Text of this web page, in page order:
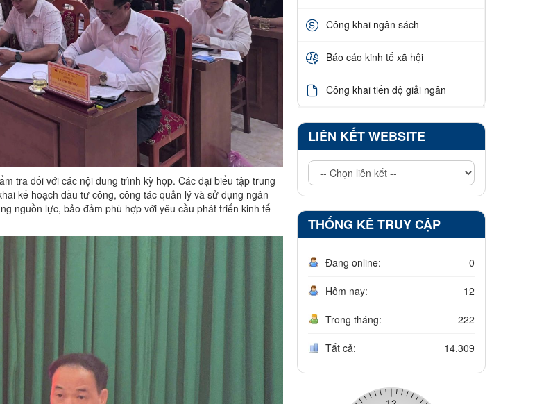
tra đối với các nội dung trình kỳ họp. Các đại biểu tập trung
kế hoạch đầu tư công, công tác quản lý và sử dụng ngân
nguồn lực, bảo đảm phù hợp với yêu cầu phát triển kinh tế -
Công khai ngân sách
Báo cáo kinh tế xã hội
Công khai tiến độ giải ngân
LIÊN KẾT WEBSITE
THỐNG KÊ TRUY CẬP
Đang online: 0
Hôm nay: 12
Trong tháng: 222
Tất cả: 14.309